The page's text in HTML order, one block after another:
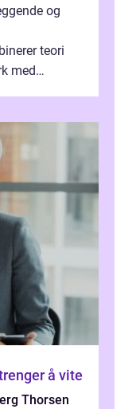
og
teori
med
å vite
Thorsen